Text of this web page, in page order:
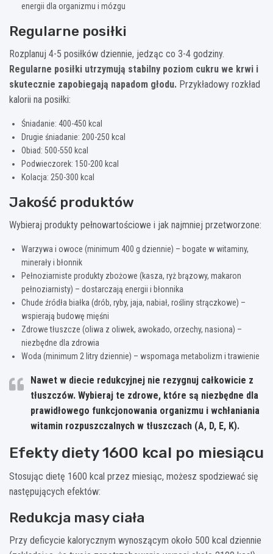
energii dla organizmu i mózgu
Regularne posiłki
Rozplanuj 4-5 posiłków dziennie, jedząc co 3-4 godziny.
Regularne posiłki utrzymują stabilny poziom cukru we krwi i
skutecznie zapobiegają napadom głodu. Przykładowy rozkład
kalorii na posiłki:
Śniadanie: 400-450 kcal
Drugie śniadanie: 200-250 kcal
Obiad: 500-550 kcal
Podwieczorek: 150-200 kcal
Kolacja: 250-300 kcal
Jakość produktów
Wybieraj produkty pełnowartościowe i jak najmniej przetworzone:
Warzywa i owoce (minimum 400 g dziennie) – bogate w witaminy,
minerały i błonnik
Pełnoziarniste produkty zbożowe (kasza, ryż brązowy, makaron
pełnoziarnisty) – dostarczają energii i błonnika
Chude źródła białka (drób, ryby, jaja, nabiał, rośliny strączkowe) –
wspierają budowę mięśni
Zdrowe tłuszcze (oliwa z oliwek, awokado, orzechy, nasiona) –
niezbędne dla zdrowia
Woda (minimum 2 litry dziennie) – wspomaga metabolizm i trawienie
Nawet w diecie redukcyjnej nie rezygnuj całkowicie z
tłuszczów. Wybieraj te zdrowe, które są niezbędne dla
prawidłowego funkcjonowania organizmu i wchłaniania
witamin rozpuszczalnych w tłuszczach (A, D, E, K).
Efekty diety 1600 kcal po miesiącu
Stosując dietę 1600 kcal przez miesiąc, możesz spodziewać się
następujących efektów:
Redukcja masy ciała
Przy deficycie kalorycznym wynoszącym około 500 kcal dziennie